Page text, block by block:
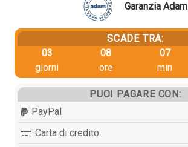
Garanzia Adam
SCADE TRA:
03
giorni
08
ore
07
min
PUOI PAGARE CON:
PayPal
Carta di credito